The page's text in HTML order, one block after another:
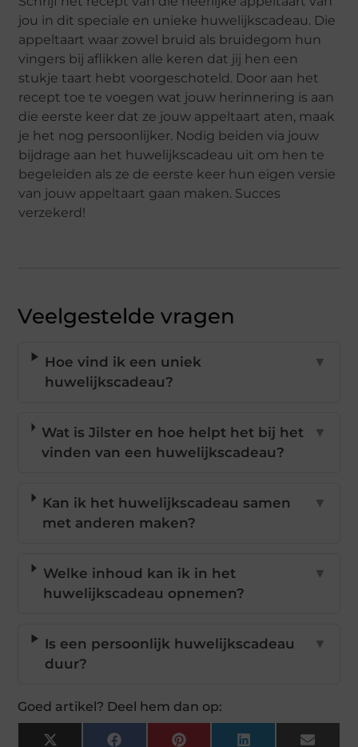
jou in dit speciale en unieke huwelijkscadeau. Die
appeltaart waar zowel bruid als bruidegom hun
vingers bij aflikken alle keren dat jij hen een
stukje taart hebt voorgeschoteld. Door aan het
recept toe te voegen wat jouw herinnering is aan
die eerste keer dat ze jouw appeltaart aten, maak
je het nog persoonlijker. Nodig beiden via jouw
bijdrage aan het huwelijkscadeau uit om hen te
begeleiden als ze de eerste keer hun eigen versie
van jouw appeltaart gaan maken. Succes
verzekerd!
Veelgestelde vragen
Hoe vind ik een uniek
huwelijkscadeau?
▼
Wat is Jilster en hoe helpt het bij het
vinden van een huwelijkscadeau?
▼
Kan ik het huwelijkscadeau samen
met anderen maken?
▼
Welke inhoud kan ik in het
huwelijkscadeau opnemen?
▼
Is een persoonlijk huwelijkscadeau
duur?
▼
Goed artikel? Deel hem dan op: